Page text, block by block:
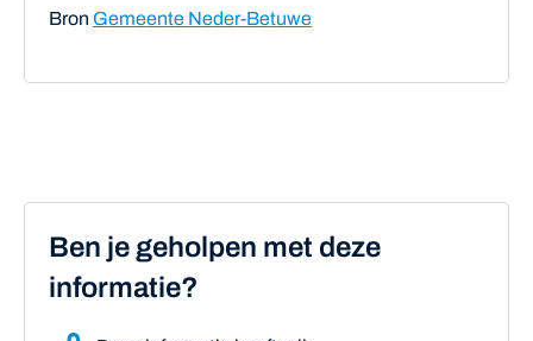
Bron Gemeente Neder-Betuwe
Ben je geholpen met deze
informatie?